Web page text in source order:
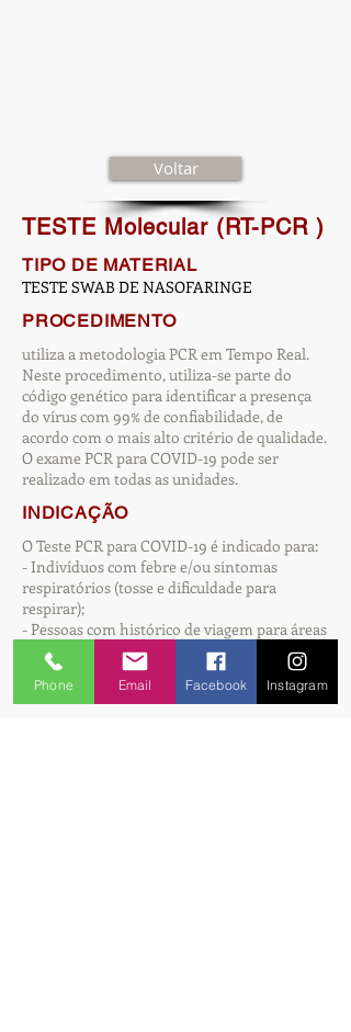
Voltar
TESTE Molecular (RT-PCR )
TIPO DE MATERIAL
TESTE SWAB DE NASOFARINGE
PROCEDIMENTO
utiliza a metodologia PCR em Tempo Real.
Neste procedimento, utiliza-se parte do
código genético para identificar a presença
do vírus com 99% de confiabilidade, de
acordo com o mais alto critério de qualidade.
O exame PCR para COVID-19 pode ser
realizado em todas as unidades.
INDICAÇÃO
O Teste PCR para COVID-19 é indicado para:
- Indivíduos com febre e/ou sintomas
respiratórios (tosse e dificuldade para
respirar);
- Pessoas com histórico de viagem para áreas
com transmissão local, ou contato próximo
com caso suspeito ou confirmado, nos 14 dias
que antecedem o início dos sintomas.
Phone Email Facebook Instagram